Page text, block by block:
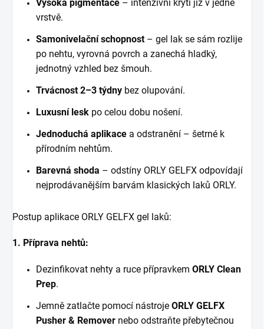
Vysoká pigmentace – intenzivní krytí již v jedné
vrstvě.
Samonivelační schopnost– gel lak se sám rozlije
po nehtu, vyrovná povrch a zanechá hladký,
jednotný vzhled bez šmouh.
Trvácnost2–3 týdny bez olupování.
Luxusní lesk po celou dobu nošení.
Jednoduchá aplikace a odstranění – šetrné k
přírodním nehtům.
Barevná shoda – odstíny ORLY GELFX odpovídají
nejprodávanějším barvám klasických laků ORLY.
Postup aplikace ORLY GELFX gel laků:
1. Příprava nehtů:
Dezinfikovat nehty a ruce přípravkem ORLY Clean
Prep.
Jemně zatlačte pomocí nástroje ORLY GELFX
Pusher & Remover nebo odstraňte přebytečnou